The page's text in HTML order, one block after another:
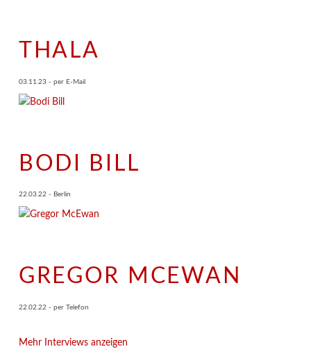
THALA
03.11.23 - per E-Mail
BODI BILL
22.03.22 - Berlin
GREGOR MCEWAN
22.02.22 - per Telefon
Mehr Interviews anzeigen